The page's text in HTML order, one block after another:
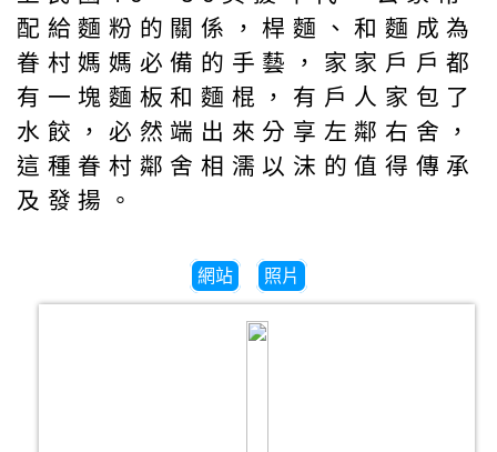
配給麵粉的關係，桿麵、和麵成為
眷村媽媽必備的手藝，家家戶戶都
有一塊麵板和麵棍，有戶人家包了
水餃，必然端出來分享左鄰右舍，
這種眷村鄰舍相濡以沫的值得傳承
及發揚。
網站 照片